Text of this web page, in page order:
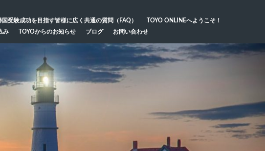
国受験成功を目指す皆様に広く共通の質問（FAQ）
TOYO ONLINEへようこそ！
み TOYOからのお知らせ ブログ お問い合わせ